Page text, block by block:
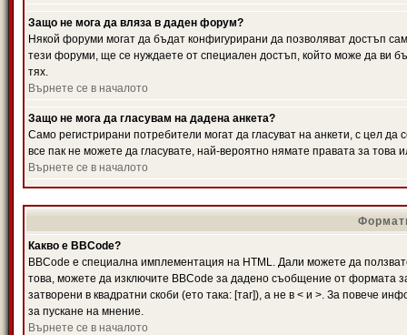
Защо не мога да вляза в даден форум?
Някой форуми могат да бъдат конфигурирани да позволяват достъп
тези форуми, ще се нуждаете от специален достъп, който може да ви
тях.
Върнете се в началото
Защо не мога да гласувам на дадена анкета?
Само регистрирани потребители могат да гласуват на анкети, с цел
все пак не можете да гласувате, най-вероятно нямате правата за това
Върнете се в началото
Какво е BBCode?
BBCode е специална имплементация на HTML. Дали можете да
това, можете да изключите BBCode за дадено съобщение от формата
затворени в квадратни скоби (ето така: [таг]), а не в < и >. За повече
за пускане на мнение.
Върнете се в началото